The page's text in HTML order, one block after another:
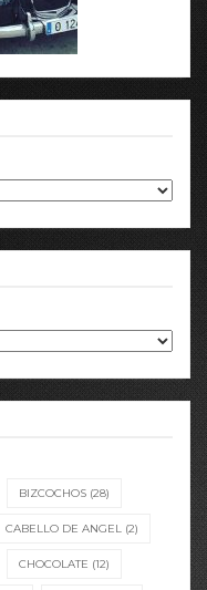
BIZCOCHOS (28)
CABELLO DE ANGEL(2)
CHOCOLATE (12)